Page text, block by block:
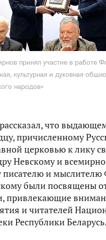
принял участие в работе
культурная и духовная
народов»
что
причисленному
церковью к лику
Невскому и
писателю и мыслителю
были посвящены
привлекающие
и читателей
Республики Беларусь.